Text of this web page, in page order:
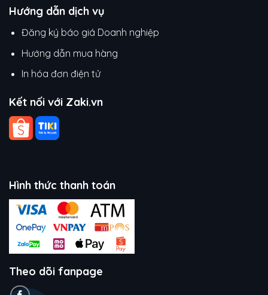
Hướng dẫn dịch vụ
Đăng ký báo giá Doanh nghiệp
Hướng dẫn mua hàng
In hóa đơn điện tử
Kết nối với Zaki.vn
Hình thức thanh toán
Theo dõi fanpage